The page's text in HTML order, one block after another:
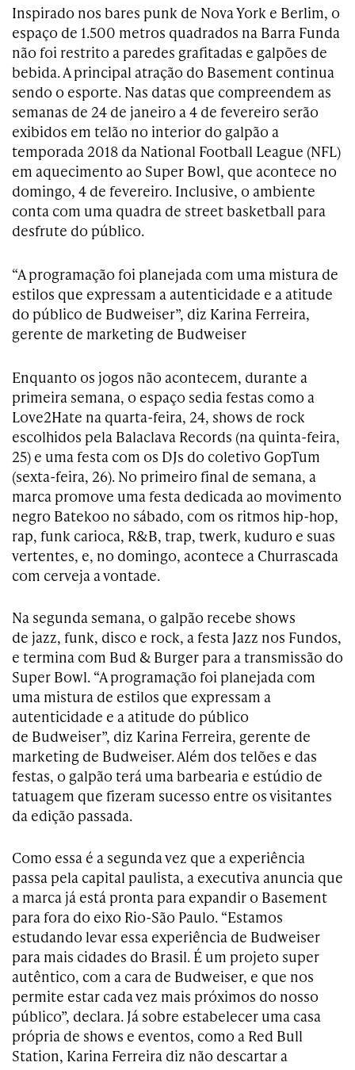
Inspirado nos bares punk de Nova York e Berlim, o
espaço de 1.500 metros quadrados na Barra Funda
não foi restrito a paredes grafitadas e galpões de
bebida. A principal atração do Basement continua
sendo o esporte. Nas datas que compreendem as
semanas de 24 de janeiro a 4 de fevereiro serão
exibidos em telão no interior do galpão a
temporada 2018 da National Football League (NFL)
em aquecimento ao Super Bowl, que acontece no
domingo, 4 de fevereiro. Inclusive, o ambiente
conta com uma quadra de street basketball para
desfrute do público.
“A programação foi planejada com uma mistura de
estilos que expressam a autenticidade e a atitude
do público de Budweiser”, diz Karina Ferreira,
gerente de marketing de Budweiser
Enquanto os jogos não acontecem, durante a
primeira semana, o espaço sedia festas como a
Love2Hate na quarta-feira, 24, shows de rock
escolhidos pela Balaclava Records (na quinta-feira,
25) e uma festa com os DJs do coletivo GopTum
(sexta-feira, 26). No primeiro final de semana, a
marca promove uma festa dedicada ao movimento
negro Batekoo no sábado, com os ritmos hip-hop,
rap, funk carioca, R&B, trap, twerk, kuduro e suas
vertentes, e, no domingo, acontece a Churrascada
com cerveja a vontade.
Na segunda semana, o galpão recebe shows
de jazz, funk, disco e rock, a festa Jazz nos Fundos,
e termina com Bud & Burger para a transmissão do
Super Bowl. “A programação foi planejada com
uma mistura de estilos que expressam a
autenticidade e a atitude do público
de Budweiser”, diz Karina Ferreira, gerente de
marketing de Budweiser. Além dos telões e das
festas, o galpão terá uma barbearia e estúdio de
tatuagem que fizeram sucesso entre os visitantes
da edição passada.
Como essa é a segunda vez que a experiência
passa pela capital paulista, a executiva anuncia que
a marca já está pronta para expandir o Basement
para fora do eixo Rio-São Paulo. “Estamos
estudando levar essa experiência de Budweiser
para mais cidades do Brasil. É um projeto super
autêntico, com a cara de Budweiser, e que nos
permite estar cada vez mais próximos do nosso
público”, declara. Já sobre estabelecer uma casa
própria de shows e eventos, como a Red Bull
Station, Karina Ferreira diz não descartar a